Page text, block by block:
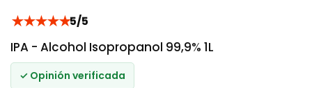
★★★★★5/5
IPA - Alcohol Isopropanol 99,9% 1L
✓ Opinión verificada